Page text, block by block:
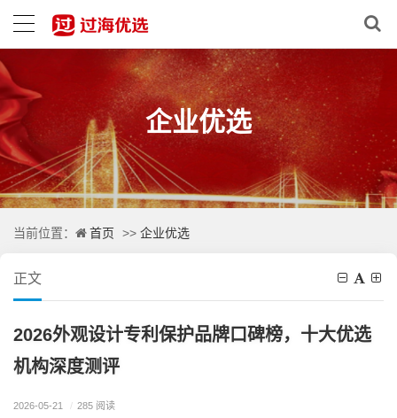
企业优选
当前位置： 首页 >> 企业优选
正文
2026外观设计专利保护品牌口碑榜，十大优选
机构深度测评
2026-05-21 / 285 阅读